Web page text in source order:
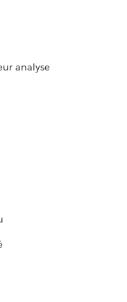
analyse